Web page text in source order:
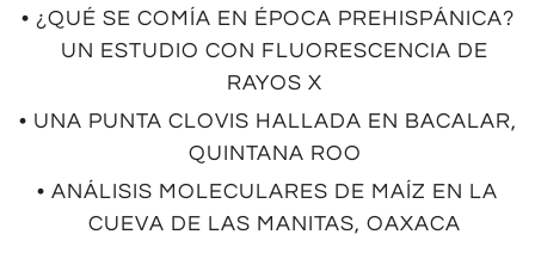
• ¿QUÉ SE COMÍA EN ÉPOCA PREHISPÁNICA?
UN ESTUDIO CON FLUORESCENCIA DE
RAYOS X
• UNA PUNTA CLOVIS HALLADA EN BACALAR,
QUINTANA ROO
• ANÁLISIS MOLECULARES DE MAÍZ EN LA
CUEVA DE LAS MANITAS, OAXACA